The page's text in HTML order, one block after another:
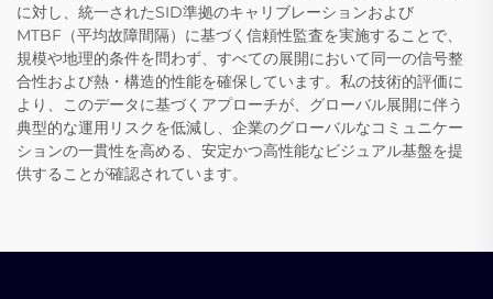
に対し、統一されたSID準拠のキャリブレーションおよび
MTBF（平均故障間隔）に基づく信頼性監査を実施することで、
規模や地理的条件を問わず、すべての展開において同一の信号整
合性および熱・構造的性能を確保しています。私の技術的評価に
より、このデータに基づくアプローチが、グローバル展開に伴う
典型的な運用リスクを低減し、企業のグローバルなコミュニケー
ションの一貫性を高める、安定かつ高性能なビジュアル基盤を提
供することが確認されています。